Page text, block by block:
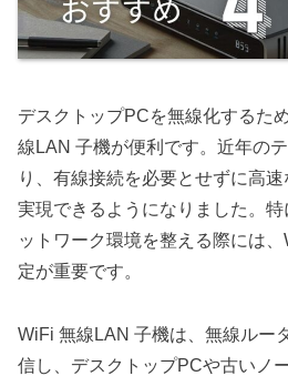
デスクトップPCを無線化するた
線LAN 子機が便利です。近年の
り、有線接続を必要とせずに高
実現できるようになりました。
ットワーク環境を整える際には
定が重要です。
WiFi 無線LAN 子機は、無線ルー
信し、デスクトップPCや古いノ